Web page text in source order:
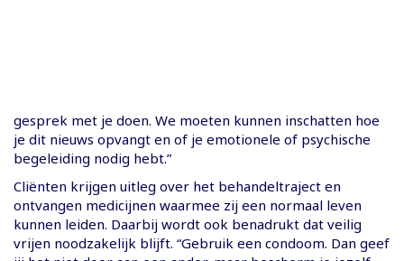
gesprek met je doen. We moeten kunnen inschatten hoe
je dit nieuws opvangt en of je emotionele of psychische
begeleiding nodig hebt.”
Cliënten krijgen uitleg over het behandeltraject en
ontvangen medicijnen waarmee zij een normaal leven
kunnen leiden. Daarbij wordt ook benadrukt dat veilig
vrijen noodzakelijk blijft. “Gebruik een condoom. Dan geef